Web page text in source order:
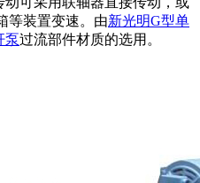
等装置变速。由新光明G型单
泵过流部件材质的选用。